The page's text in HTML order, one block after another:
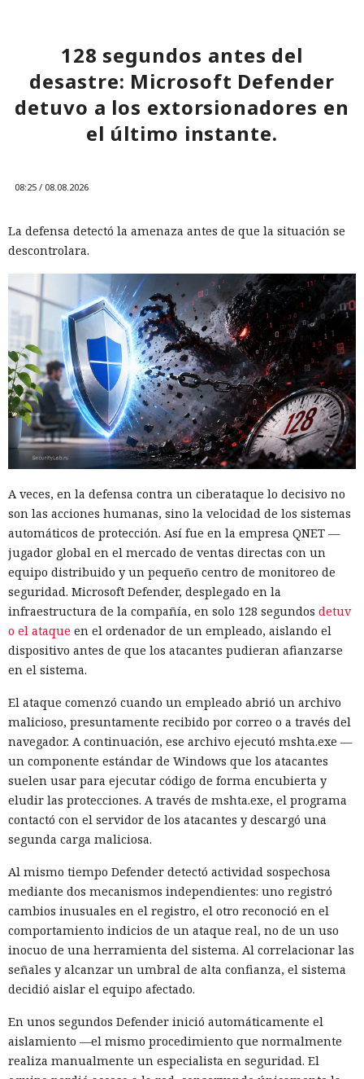
128 segundos antes del
desastre: Microsoft Defender
detuvo a los extorsionadores en
el último instante.
08:25 / 08.08.2026
La defensa detectó la amenaza antes de que la situación se
descontrolara.
A veces, en la defensa contra un ciberataque lo decisivo no
son las acciones humanas, sino la velocidad de los sistemas
automáticos de protección. Así fue en la empresa QNET —
jugador global en el mercado de ventas directas con un
equipo distribuido y un pequeño centro de monitoreo de
seguridad. Microsoft Defender, desplegado en la
infraestructura de la compañía, en solo 128 segundos detuv
o el ataque en el ordenador de un empleado, aislando el
dispositivo antes de que los atacantes pudieran afianzarse
en el sistema.
El ataque comenzó cuando un empleado abrió un archivo
malicioso, presuntamente recibido por correo o a través del
navegador. A continuación, ese archivo ejecutó mshta.exe —
un componente estándar de Windows que los atacantes
suelen usar para ejecutar código de forma encubierta y
eludir las protecciones. A través de mshta.exe, el programa
contactó con el servidor de los atacantes y descargó una
segunda carga maliciosa.
Al mismo tiempo Defender detectó actividad sospechosa
mediante dos mecanismos independientes: uno registró
cambios inusuales en el registro, el otro reconoció en el
comportamiento indicios de un ataque real, no de un uso
inocuo de una herramienta del sistema. Al correlacionar las
señales y alcanzar un umbral de alta confianza, el sistema
decidió aislar el equipo afectado.
En unos segundos Defender inició automáticamente el
aislamiento —el mismo procedimiento que normalmente
realiza manualmente un especialista en seguridad. El